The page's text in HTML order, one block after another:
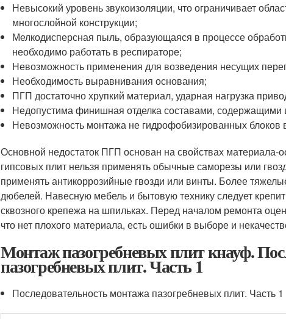
Невысокий уровень звукоизоляции, что ограничивает
многослойной конструкции;
Мелкодисперсная пыль, образующаяся в процессе
необходимо работать в респираторе;
Невозможность применения для возведения несущих
Необходимость выравнивания основания;
ПГП достаточно хрупкий материал, ударная нагрузка
Недопустима финишная отделка составами, содержащими
Невозможность монтажа не гидрофобизированных
Основной недостаток ПГП основан на свойствах материала-
гипсовых плит нельзя применять обычные саморезы или
применять антикоррозийные гвозди или винты. Более
дюбелей. Навесную мебель и бытовую технику следует
сквозного крепежа на шпильках. Перед началом ремонта
что нет плохого материала, есть ошибки в выборе и
Монтаж пазогребневых плит кнауф.
пазогребневых плит. Часть 1
Последовательность монтажа пазогребневых плит. Часть 1